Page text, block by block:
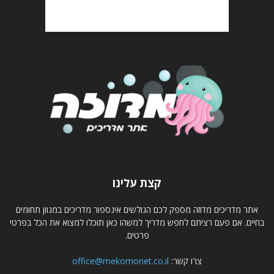
קצת עלינו
אתר מדריכים מדוזה מספק לכם הגולשים אינספור מדריכים במגוון תחומים
בחיים. אם פעם רציתם לחפש מדריך למשהו כאן תוכלו למצוא את הכל בפרטי
פרטים.
צרו קשר: office@mekomonet.co.il